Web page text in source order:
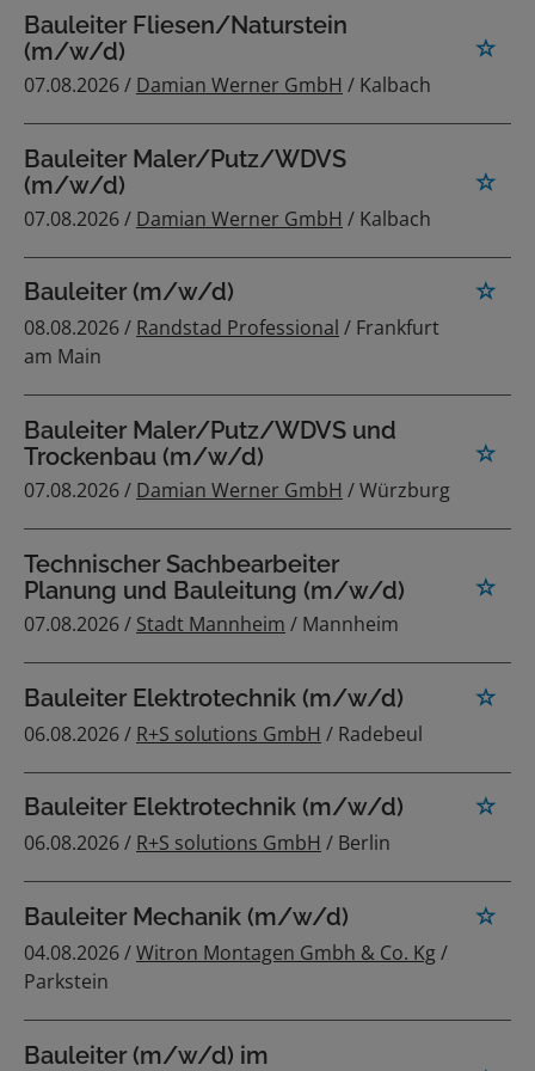
Bauleiter Fliesen/Naturstein
(m/w/d)
07.08.2026 / Damian Werner GmbH / Kalbach
Bauleiter Maler/Putz/WDVS
(m/w/d)
07.08.2026 / Damian Werner GmbH / Kalbach
Bauleiter (m/w/d)
08.08.2026 / Randstad Professional / Frankfurt
am Main
Bauleiter Maler/Putz/WDVS und
Trockenbau (m/w/d)
07.08.2026 / Damian Werner GmbH / Würzburg
Technischer Sachbearbeiter
Planung und Bauleitung (m/w/d)
07.08.2026 / Stadt Mannheim / Mannheim
Bauleiter Elektrotechnik (m/w/d)
06.08.2026 / R+S solutions GmbH / Radebeul
Bauleiter Elektrotechnik (m/w/d)
06.08.2026 / R+S solutions GmbH / Berlin
Bauleiter Mechanik (m/w/d)
04.08.2026 /Witron Montagen Gmbh & Co. Kg/
Parkstein
Bauleiter (m/w/d) im